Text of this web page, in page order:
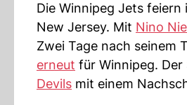
Die Winnipeg Jets feiern
New Jersey. Mit Nino
Zwei Tage nach seinem
erneut für Winnipeg. Der
Devils mit einem